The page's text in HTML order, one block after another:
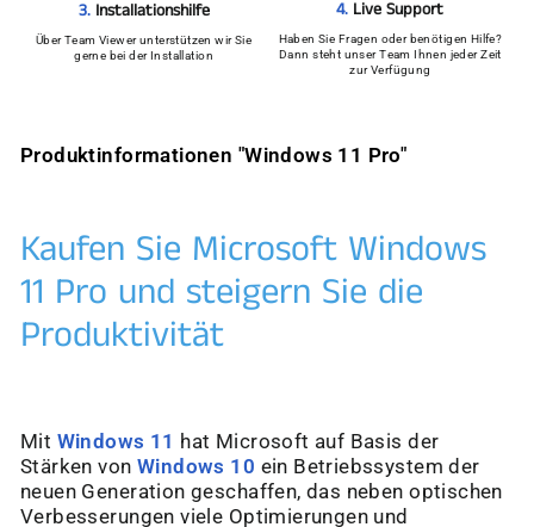
3. Installationshilfe
Über Team Viewer unterstützen wir Sie
gerne bei der Installation
4. Live Support
Haben Sie Fragen oder benötigen Hilfe?
Dann steht unser Team Ihnen jeder Zeit
zur Verfügung
Produktinformationen "Windows 11 Pro"
Kaufen Sie Microsoft Windows
11 Pro und steigern Sie die
Produktivität
Mit Windows 11 hat Microsoft auf Basis der
Stärken von Windows 10 ein Betriebssystem der
neuen Generation geschaffen, das neben optischen
Verbesserungen viele Optimierungen und